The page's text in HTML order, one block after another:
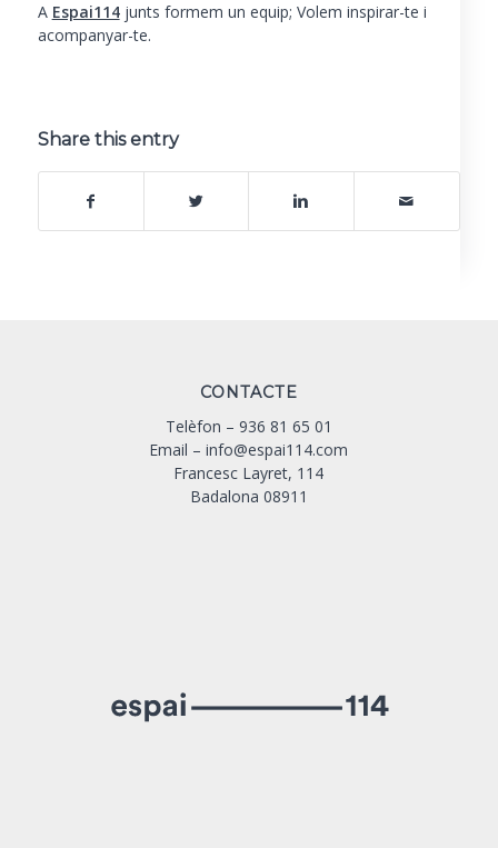
A Espai114junts formem un equip; Volem inspirar-te i
acompanyar-te.
Share this entry
CONTACTE
Telèfon – 936 81 65 01
Email –info@espai114.com
Francesc Layret, 114
Badalona 08911